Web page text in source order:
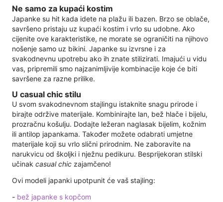
Ne samo za kupaći kostim
Japanke su hit kada idete na plažu ili bazen. Brzo se oblače,
savršeno pristaju uz kupaći kostim i vrlo su udobne. Ako
cijenite ove karakteristike, ne morate se ograničiti na njihovo
nošenje samo uz bikini. Japanke su izvrsne i za
svakodnevnu upotrebu ako ih znate stilizirati. Imajući u vidu
vas, pripremili smo najzanimljivije kombinacije koje će biti
savršene za razne prilike.
U casual chic stilu
U svom svakodnevnom stajlingu istaknite snagu prirode i
birajte održive materijale. Kombinirajte lan, bež hlače i bijelu,
prozračnu košulju. Dodajte ležeran naglasak bijelim, kožnim
ili antilop japankama. Također možete odabrati umjetne
materijale koji su vrlo slični prirodnim. Ne zaboravite na
narukvicu od školjki i nježnu pedikuru. Besprijekoran stilski
učinak casual chic zajamčeno!
Ovi modeli japanki upotpunit će vaš stajling:
- bež japanke s kopčom